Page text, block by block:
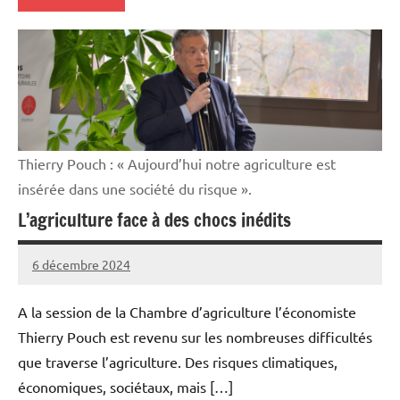
Elevages
Thierry Pouch : « Aujourd’hui notre agriculture est
insérée dans une société du risque ».
L’agriculture face à des chocs inédits
6 décembre 2024
Thibaut
A la session de la Chambre d’agriculture l’économiste
Thierry Pouch est revenu sur les nombreuses difficultés
que traverse l’agriculture. Des risques climatiques,
économiques, sociétaux, mais […]